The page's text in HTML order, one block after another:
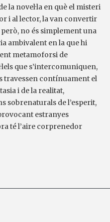
la novel·la en què el misteri
i al lector, la van convertir
no és simplement una
ambivalent en la que hi
metamoforsi de
que s’intercomuniquen,
travessen contínuament el
i de la realitat,
sobrenaturals de l’esperit,
estranyes
té l’aire corprenedor